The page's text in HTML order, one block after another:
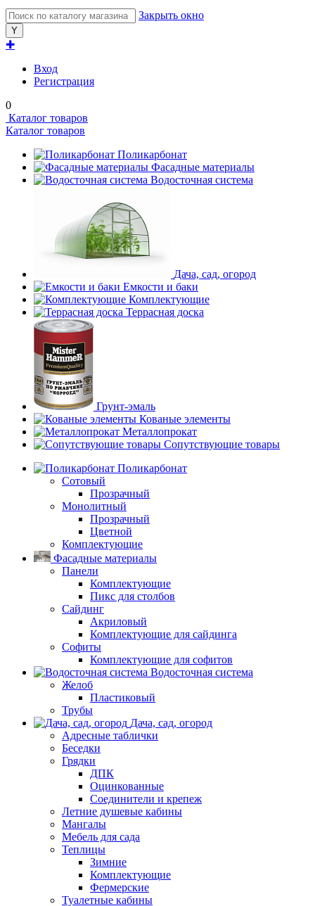
Закрыть окно
✚
Вход
Регистрация
0
Каталог товаров
Каталог товаров
Поликарбонат
Фасадные материалы
Водосточная система
Дача, сад, огород
Емкости и баки
Комплектующие
Террасная доска
Грунт-эмаль
Кованые элементы
Металлопрокат
Сопутствующие товары
Поликарбонат
Сотовый
Прозрачный
Монолитный
Прозрачный
Цветной
Комплектующие
Фасадные материалы
Панели
Комплектующие
Пикс для столбов
Сайдинг
Акриловый
Комплектующие для сайдинга
Софиты
Комплектующие для софитов
Водосточная система
Желоб
Пластиковый
Трубы
Дача, сад, огород
Адресные таблички
Беседки
Грядки
ДПК
Оцинкованные
Соединители и крепеж
Летние душевые кабины
Мангалы
Мебель для сада
Теплицы
Зимние
Комплектующие
Фермерские
Туалетные кабины